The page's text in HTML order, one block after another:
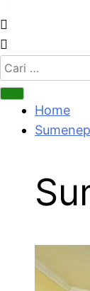
Cari
untuk:
Home
Sumenep